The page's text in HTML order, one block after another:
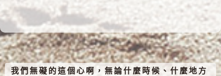
我們無礙的這個心啊，無論什麼時候、什麼地方